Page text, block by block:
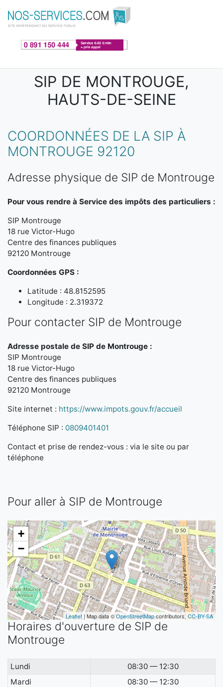
Aller au contenu principal
SIP DE MONTROUGE,
HAUTS-DE-SEINE
COORDONNÉES DE LA SIP À
MONTROUGE 92120
Adresse physique de SIP de Montrouge
Pour vous rendre à Service des impôts des particuliers :
SIP Montrouge
18 rue Victor-Hugo
Centre des finances publiques
92120 Montrouge
Coordonnées GPS :
Latitude : 48.8152595
Longitude : 2.319372
Pour contacter SIP de Montrouge
Adresse postale de SIP de Montrouge :
SIP Montrouge
18 rue Victor-Hugo
Centre des finances publiques
92120 Montrouge
Site internet : https://www.impots.gouv.fr/accueil
Téléphone SIP : 0809401401
Contact et prise de rendez-vous : via le site ou par
téléphone
Pour aller à SIP de Montrouge
+
−
Leaflet | Map data ©OpenStreetMapcontributors,CC-BY-SA
Horaires d'ouverture de SIP de
Montrouge
Lundi
08:30 — 12:30
Mardi
08:30 — 12:30